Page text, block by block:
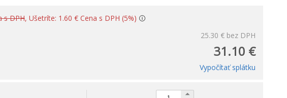
s DPH, Ušetríte: 1.60 € Cena s DPH (5%)
25.30 € bez DPH
31.10 €
Vypočítať splátku